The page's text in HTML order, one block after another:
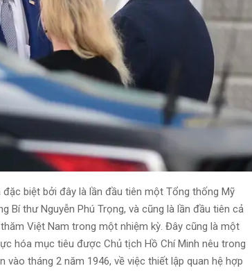
biệt bởi đây là lần đầu tiên một Tổng thống Mỹ
Bí thư Nguyễn Phú Trọng, và cũng là lần đầu tiên cả
Việt Nam trong một nhiệm kỳ. Đây cũng là một
hóa mục tiêu được Chủ tịch Hồ Chí Minh nêu trong
tháng 2 năm 1946, về việc thiết lập quan hệ hợp